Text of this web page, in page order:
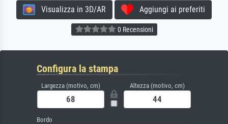
Visualizza in 3D/AR Aggiungi ai preferiti
0 Recensioni
Configura la stampa
Largezza (motivo, cm) Altezza (motivo, cm)
Bordo